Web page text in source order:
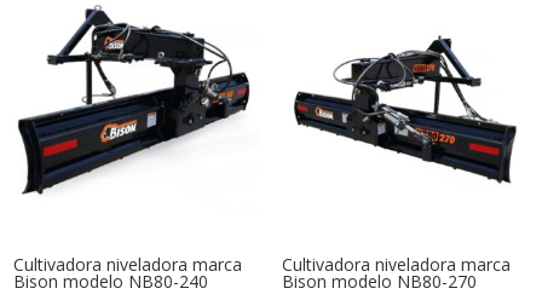
Cultivadora niveladora marca
Bison modelo NB80-240
Cultivadora niveladora marca
Bison modelo NB80-270